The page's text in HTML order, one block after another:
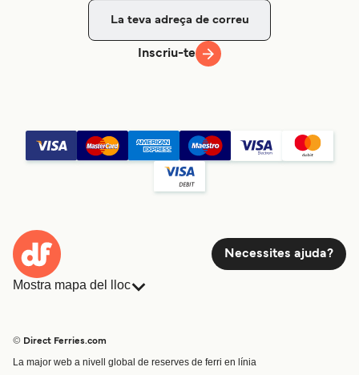
Inscriu-te
Necessites ajuda?
Mostra mapa del lloc
Països
© Direct Ferries.com
La major web a nivell global de reserves de ferri en línia